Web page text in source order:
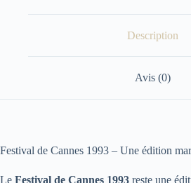
Description
Avis (0)
Festival de Cannes 1993 – Une édition
Le Festival de Cannes 1993 reste une